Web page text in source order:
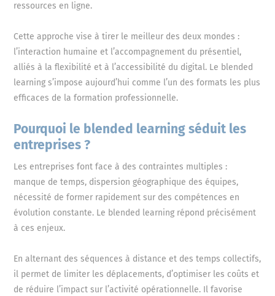
ressources en ligne.
Cette approche vise à tirer le meilleur des deux mondes :
l’interaction humaine et l’accompagnement du présentiel,
alliés à la flexibilité et à l’accessibilité du digital. Le blended
learning s’impose aujourd’hui comme l’un des formats les plus
efficaces de la formation professionnelle.
Pourquoi le blended learning séduit les
entreprises ?
Les entreprises font face à des contraintes multiples :
manque de temps, dispersion géographique des équipes,
nécessité de former rapidement sur des compétences en
évolution constante. Le blended learning répond précisément
à ces enjeux.
En alternant des séquences à distance et des temps collectifs,
il permet de limiter les déplacements, d’optimiser les coûts et
de réduire l’impact sur l’activité opérationnelle. Il favorise